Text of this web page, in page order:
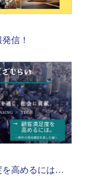
信！
顧客満足度を高めるには。～物件の現地確認を楽しむ編～